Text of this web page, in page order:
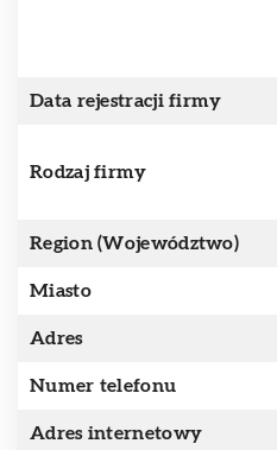
Data rejestracji firmy
Rodzaj firmy
Region (Województwo)
Miasto
Adres
Numer telefonu
Adres internetowy